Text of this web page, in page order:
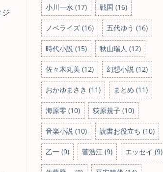
小川一水 (17) 戦国 (16)
ノベライズ (16) 五代ゆう (16)
時代小説 (15) 秋山瑞人 (12)
佐々木丸美 (12) 幻想小説 (12)
おかゆまさき (11) まとめ (11)
海原零 (10) 荻原規子 (10)
音楽小説 (10) 読書お役立ち (10)
乙一 (9) 菅浩江 (9) エッセイ (9)